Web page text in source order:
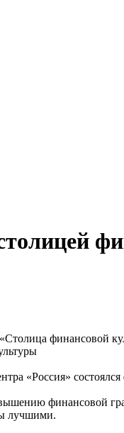
финансовой
«Россия»
финансовой
лучшими.